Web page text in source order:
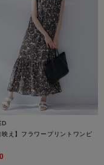
映え】フラワープリントワンピ